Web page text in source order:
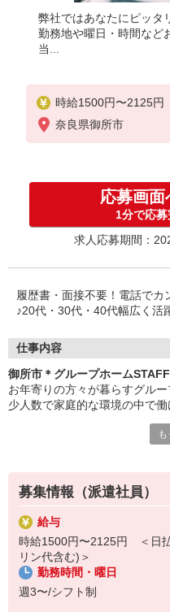
弊社ではあなたにピッタ
勤務地や曜日・時間など
当...
時給1500円〜2125円
全支給(ガソリン代含む
奈良県御所市
応募画面
1分で応
求人応募期間：
履歴書・面接不要！電話で
♪20代・30代・40代幅広く活
仕事内容
御所市＊グループホーム
お年寄りの方々が暮らすグル
少人数で家庭的な環境の中で働
・お部屋や共有スペースの清掃
・お散歩や体操などのレクリエ
・必要に応じた生活介助 など
▼こんな方におすすめ
・高齢者の方とじっくり関わり
・家事や会話が苦にならない
・認知症ケアに興味がある
募集情報（派遣社員）
給与
時給1500円〜2125円 ＜日
リン代含む)＞
勤務時間・曜日
週3〜/シフト制